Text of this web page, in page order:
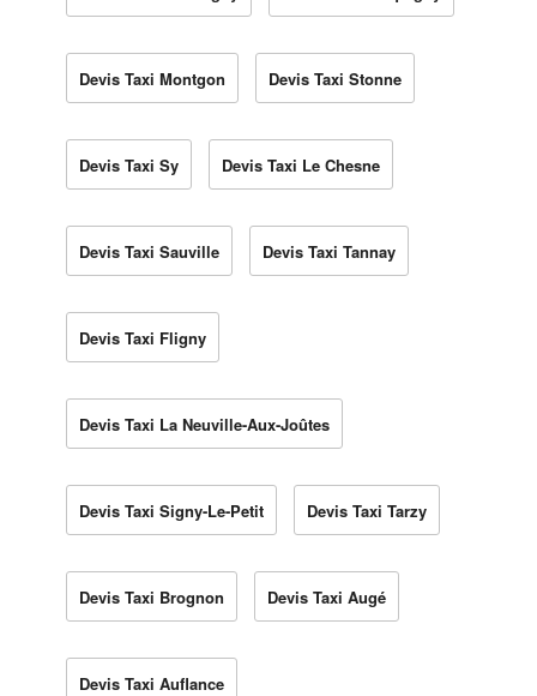
Devis Taxi Montgon Devis Taxi Stonne
Devis Taxi Sy Devis Taxi Le Chesne
Devis Taxi Sauville Devis Taxi Tannay
Devis Taxi Fligny
Devis Taxi La Neuville-Aux-Joûtes
Devis Taxi Signy-Le-Petit Devis Taxi Tarzy
Devis Taxi Brognon Devis Taxi Augé
Devis Taxi Auflance